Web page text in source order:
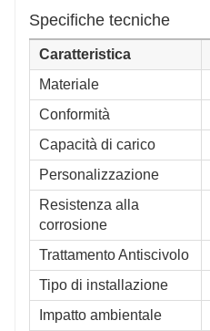
Specifiche tecniche
Caratteristica
Materiale
Conformità
Capacità di carico
Personalizzazione
Resistenza alla
corrosione
Trattamento Antiscivolo
Tipo di installazione
Impatto ambientale